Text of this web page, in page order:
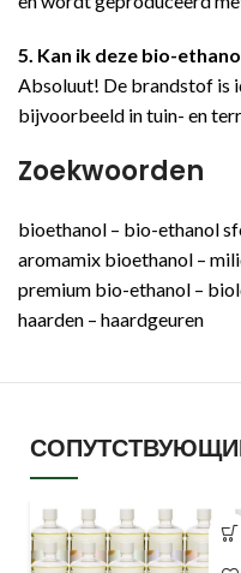
5. Kan ik deze bio-
Absoluut! De brandstof is
bijvoorbeeld in tuin- en
Zoekwoorden
bioethanol – bio-ethanol
aromamix bioethanol –
premium bio-ethanol –
haarden – haardgeuren